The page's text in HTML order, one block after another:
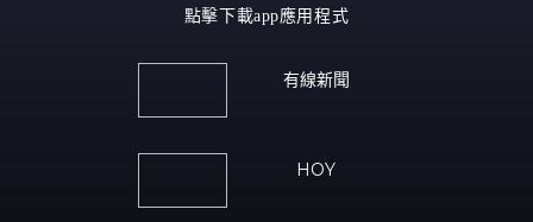
點擊下載app應用程式
有線新聞
HOY